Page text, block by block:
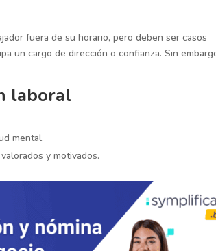
fuera de su horario, pero deben ser casos
un cargo de dirección o confianza. Sin
laboral
mental.
y motivados.